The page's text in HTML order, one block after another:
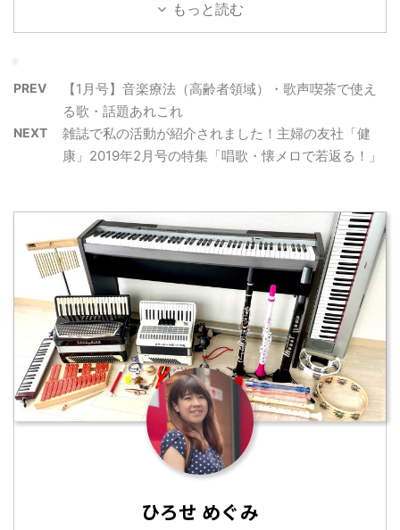
もっと読む
PREV
【1月号】音楽療法（高齢者領域）・歌声喫茶で使え
る歌・話題あれこれ
NEXT
雑誌で私の活動が紹介されました！主婦の友社「健
康」2019年2月号の特集「唱歌・懐メロで若返る！」
ひろせ めぐみ